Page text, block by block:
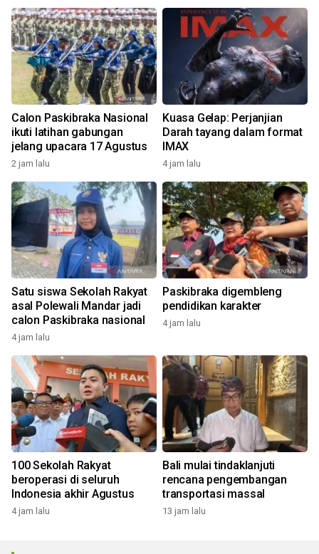
Calon Paskibraka Nasional
ikuti latihan gabungan
jelang upacara 17 Agustus
2 jam lalu
Kuasa Gelap: Perjanjian
Darah tayang dalam format
IMAX
4 jam lalu
Satu siswa Sekolah Rakyat
asal Polewali Mandar jadi
calon Paskibraka nasional
4 jam lalu
Paskibraka digembleng
pendidikan karakter
4 jam lalu
100 Sekolah Rakyat
beroperasi di seluruh
Indonesia akhir Agustus
4 jam lalu
Bali mulai tindaklanjuti
rencana pengembangan
transportasi massal
13 jam lalu